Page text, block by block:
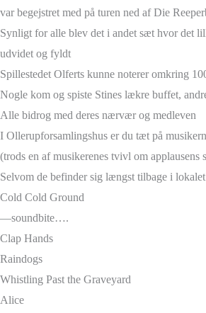
var begejstret med på turen ned af Die
Synligt for alle blev det i andet sæt hvor det
udvidet og fyldt
Spillestedet Olferts kunne noterer omkring
Nogle kom og spiste Stines lækre buffet,
Alle bidrog med deres nærvær og medleven
I Ollerupforsamlingshus er du tæt på
(trods en af musikerenes tvivl om applausens
Selvom de befinder sig længst tilbage i
Cold Cold Ground
—soundbite….
Clap Hands
Raindogs
Whistling Past the Graveyard
Alice